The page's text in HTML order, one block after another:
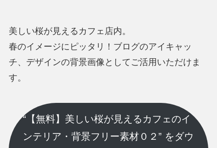
美しい桜が見えるカフェ店内。
春のイメージにピッタリ！ブログのアイキャッ
チ、デザインの背景画像としてご活用いただけま
す。
“【無料】美しい桜が見えるカフェのイ
ンテリア・背景フリー素材０２” をダウ